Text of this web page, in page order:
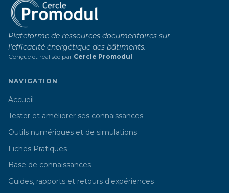
Plateforme de ressources documentaires sur
l'efficacité énergétique des bâtiments.
Conçue et réalisée par Cercle Promodul
NAVIGATION
Accueil
Tester et améliorer ses connaissances
Outils numériques et de simulations
Fiches Pratiques
Base de connaissances
Guides, rapports et retours d'expériences